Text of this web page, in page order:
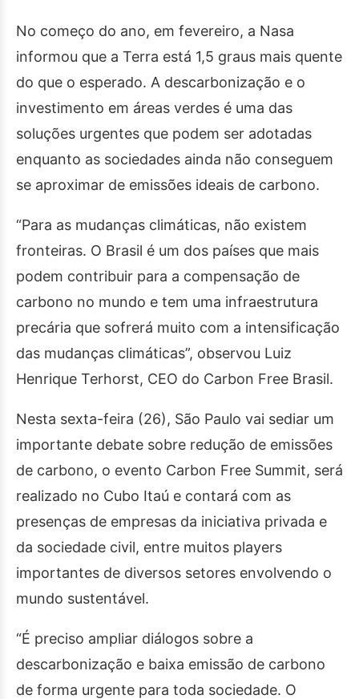
No começo do ano, em fevereiro, a Nasa
informou que a Terra está 1,5 graus mais quente
do que o esperado. A descarbonização e o
investimento em áreas verdes é uma das
soluções urgentes que podem ser adotadas
enquanto as sociedades ainda não conseguem
se aproximar de emissões ideais de carbono.
“Para as mudanças climáticas, não existem
fronteiras. O Brasil é um dos países que mais
podem contribuir para a compensação de
carbono no mundo e tem uma infraestrutura
precária que sofrerá muito com a intensificação
das mudanças climáticas”, observou Luiz
Henrique Terhorst, CEO do Carbon Free Brasil.
Nesta sexta-feira (26), São Paulo vai sediar um
importante debate sobre redução de emissões
de carbono, o evento Carbon Free Summit, será
realizado no Cubo Itaú e contará com as
presenças de empresas da iniciativa privada e
da sociedade civil, entre muitos players
importantes de diversos setores envolvendo o
mundo sustentável.
“É preciso ampliar diálogos sobre a
descarbonização e baixa emissão de carbono
de forma urgente para toda sociedade. O